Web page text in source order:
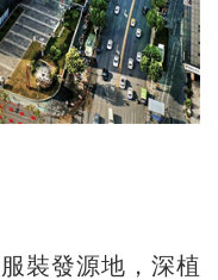
裝發源地，深植